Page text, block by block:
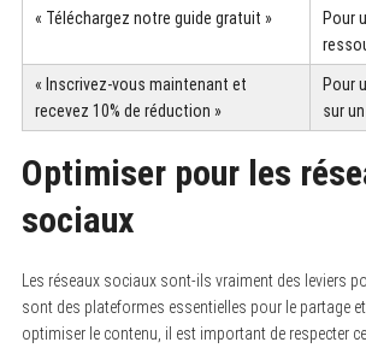
« Téléchargez notre guide gratuit »
Pour
« Inscrivez-vous maintenant et
recevez 10% de réduction »
Pour
sur
Optimiser pour les
sociaux
Les réseaux sociaux sont-ils vraiment des leviers
sont des plateformes essentielles pour le partage
optimiser le contenu, il est important de respecter